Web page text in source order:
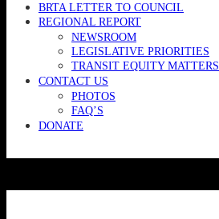
BRTA LETTER TO COUNCIL
REGIONAL REPORT
NEWSROOM
LEGISLATIVE PRIORITIES
TRANSIT EQUITY MATTERS
CONTACT US
PHOTOS
FAQ’S
DONATE